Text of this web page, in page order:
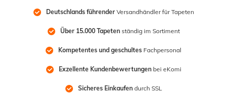
Deutschlands führender Versandhändler für Tapeten
Über 15.000 Tapeten ständig im Sortiment
Kompetentes und geschultes Fachpersonal
Exzellente Kundenbewertungen bei eKomi
Sicheres Einkaufen durch SSL